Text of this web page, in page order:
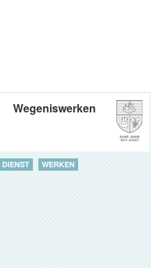
Wegeniswerken
DIENST WERKEN